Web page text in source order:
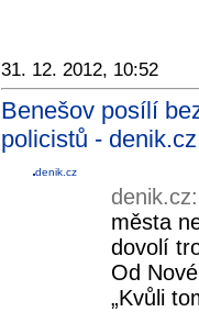
31. 12. 2012, 10:52
Benešov posílí
policistů - denik.cz
denik.cz
denik.cz:
města
dovolí
Od
„Kvůli